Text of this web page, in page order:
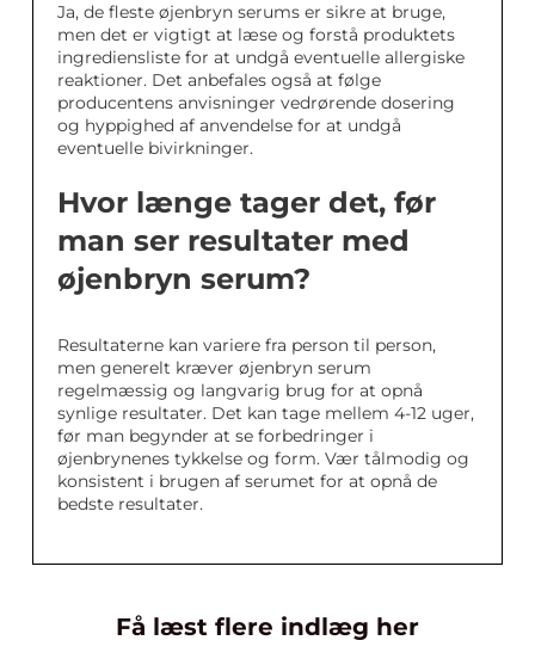
Ja, de fleste øjenbryn serums er sikre at bruge,
men det er vigtigt at læse og forstå produktets
ingrediensliste for at undgå eventuelle allergiske
reaktioner. Det anbefales også at følge
producentens anvisninger vedrørende dosering
og hyppighed af anvendelse for at undgå
eventuelle bivirkninger.
Hvor længe tager det, før
man ser resultater med
øjenbryn serum?
Resultaterne kan variere fra person til person,
men generelt kræver øjenbryn serum
regelmæssig og langvarig brug for at opnå
synlige resultater. Det kan tage mellem 4-12 uger,
før man begynder at se forbedringer i
øjenbrynenes tykkelse og form. Vær tålmodig og
konsistent i brugen af serumet for at opnå de
bedste resultater.
Få læst flere indlæg her